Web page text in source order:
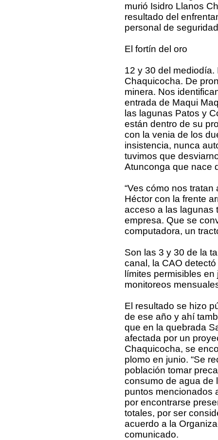
murió Isidro Llanos
resultado del
personal de
El fortín del oro
12 y 30 del mediodía.
Chaquicocha. De
minera. Nos
entrada de Maqui
las lagunas Patos y
están dentro de su
con la venia de los
insistencia, nunca
tuvimos que
Atunconga que nace
“Ves cómo nos
Héctor con la frente
acceso a las lagunas
empresa. Que se
computadora, un
Son las 3 y 30 de la
canal, la CAO
límites permisibles
monitoreos
El resultado se hizo
de ese año y ahí
que en la quebrada
afectada por un
Chaquicocha, se
plomo en junio. “Se
población tomar
consumo de agua de
puntos mencionados
por encontrarse
totales, por ser
acuerdo a la
comunicado.